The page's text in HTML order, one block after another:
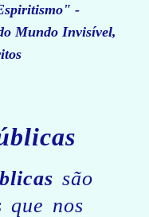
-
Mundo Invisível,
são
que nos